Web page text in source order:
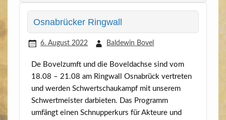
Osnabrücker Ringwall
6. August 2022 Baldewin Bovel
De Bovelzumft und die Bovel­d­ach­se sind vom
18.08 – 21.08 am Ring­wall Osna­brück ver­tre­ten
und wer­den Schwert­schau­kampf mit unse­rem
Schwert­meis­ter dar­bie­ten. Das Pro­gramm
umfängt einen Schnup­per­kurs für Akteu­re und